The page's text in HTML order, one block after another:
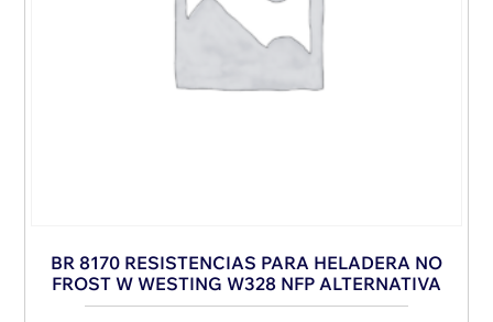
BR 8170 RESISTENCIAS PARA HELADERA NO
FROST W WESTING W328 NFP ALTERNATIVA